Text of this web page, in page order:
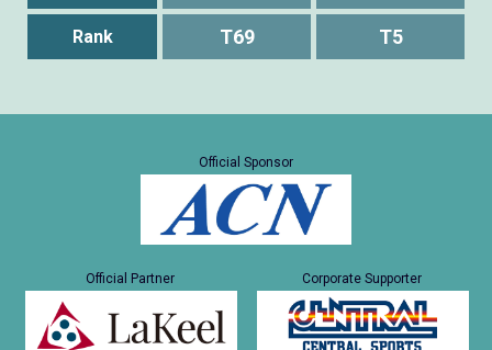
Rank T69 T5
Official Sponsor
Official Partner Corporate Supporter